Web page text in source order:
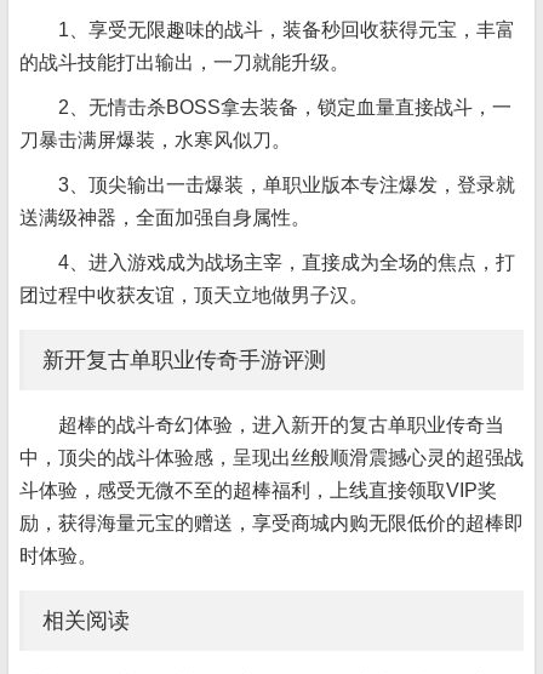
1、享受无限趣味的战斗，装备秒回收获得元宝，丰富
的战斗技能打出输出，一刀就能升级。
2、无情击杀BOSS拿去装备，锁定血量直接战斗，一
刀暴击满屏爆装，水寒风似刀。
3、顶尖输出一击爆装，单职业版本专注爆发，登录就
送满级神器，全面加强自身属性。
4、进入游戏成为战场主宰，直接成为全场的焦点，打
团过程中收获友谊，顶天立地做男子汉。
新开复古单职业传奇手游评测
超棒的战斗奇幻体验，进入新开的复古单职业传奇当
中，顶尖的战斗体验感，呈现出丝般顺滑震撼心灵的超强战
斗体验，感受无微不至的超棒福利，上线直接领取VIP奖
励，获得海量元宝的赠送，享受商城内购无限低价的超棒即
时体验。
相关阅读